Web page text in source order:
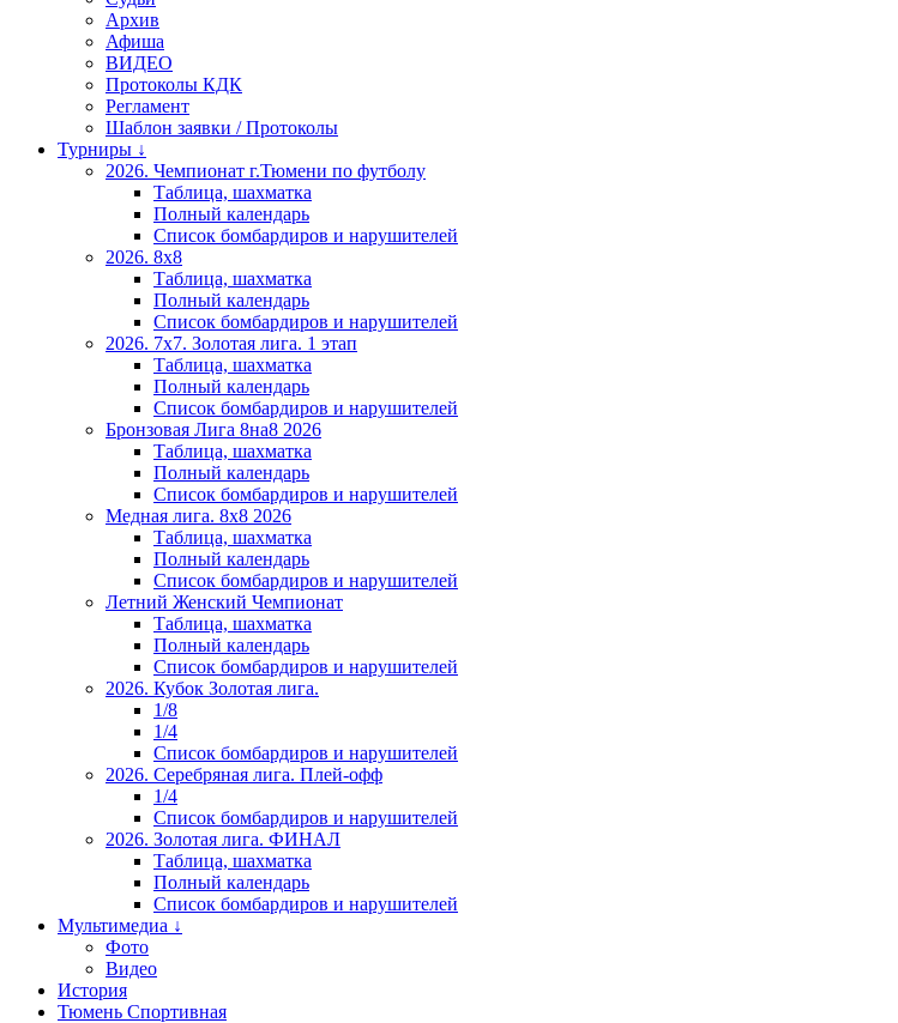
Архив
Афиша
ВИДЕО
Протоколы КДК
Регламент
Шаблон заявки / Протоколы
Турниры ↓
2026. Чемпионат г.Тюмени по футболу
Таблица, шахматка
Полный календарь
Список бомбардиров и нарушителей
2026. 8х8
Таблица, шахматка
Полный календарь
Список бомбардиров и нарушителей
2026. 7х7. Золотая лига. 1 этап
Таблица, шахматка
Полный календарь
Список бомбардиров и нарушителей
Бронзовая Лига 8на8 2026
Таблица, шахматка
Полный календарь
Список бомбардиров и нарушителей
Медная лига. 8x8 2026
Таблица, шахматка
Полный календарь
Список бомбардиров и нарушителей
Летний Женский Чемпионат
Таблица, шахматка
Полный календарь
Список бомбардиров и нарушителей
2026. Кубок Золотая лига.
1/8
1/4
Список бомбардиров и нарушителей
2026. Серебряная лига. Плей-офф
1/4
Список бомбардиров и нарушителей
2026. Золотая лига. ФИНАЛ
Таблица, шахматка
Полный календарь
Список бомбардиров и нарушителей
Мультимедиа ↓
Фото
Видео
История
Тюмень Спортивная